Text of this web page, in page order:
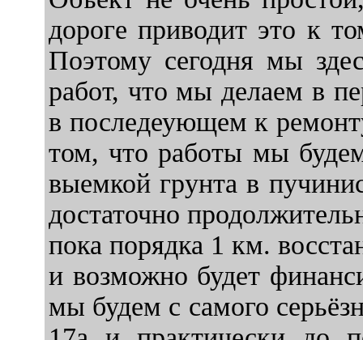
дороге приводит это к
Поэтому сегодня мы
работ, что мы делаем в
в последеующем к
том, что работы мы
выемкой грунта в
достаточно
пока порядка 1 км.
и возможно будет
мы будем с самого